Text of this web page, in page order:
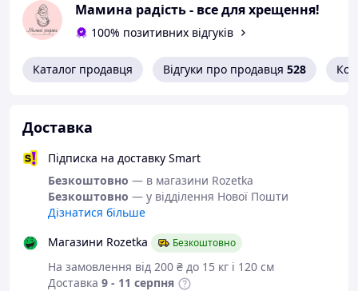
Мамина радість - все для хрещення!
100% позитивних відгуків
Каталог продавця Відгуки про продавця 528
Доставка
Підписка на доставку Smart
Безкоштовно — в магазини Rozetka
Безкоштовно — у відділення Нової Пошти
Дізнатися більше
Магазини Rozetka
Безкоштовно
На замовлення від 200 ₴ до 15 кг і 120 см
Доставка 9 - 11 серпня